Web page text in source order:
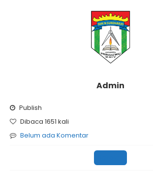
Admin
Publish
Dibaca 1651 kali
Belum ada Komentar